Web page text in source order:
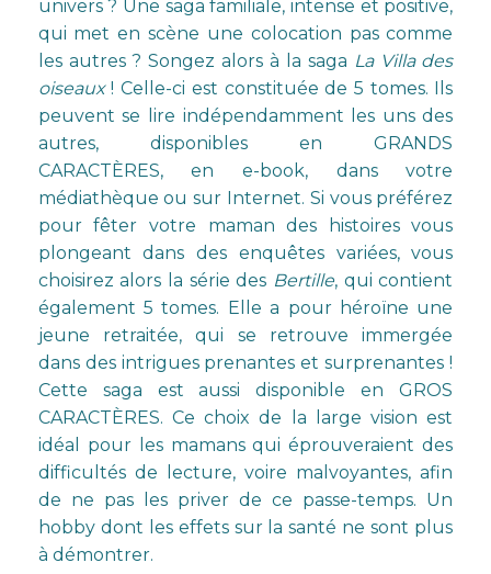
univers ? Une saga familiale, intense et positive,
qui met en scène une colocation pas comme
les autres ? Songez alors à la saga La Villa des
oiseaux! Celle-ci est constituée de 5 tomes. Ils
peuvent se lire indépendamment les uns des
autres, disponiblesen GRANDS
CARACTÈRES,en e-book, dans votre
médiathèque ou sur Internet. Si vous préférez
pour fêter votre maman des histoires vous
plongeant dans des enquêtes variées, vous
choisirez alors la série des Bertille, qui contient
également 5 tomes. Elle a pour héroïne une
jeune retraitée, qui se retrouve immergée
dans des intrigues prenantes et surprenantes !
Cette saga est aussi disponibleenGROS
CARACTÈRES. Ce choix de la large vision est
idéal pour les mamans qui éprouveraient des
difficultés de lecture, voire malvoyantes, afin
de ne pas les priver de ce passe-temps. Un
hobby dont les effets sur la santé ne sont plus
à démontrer.